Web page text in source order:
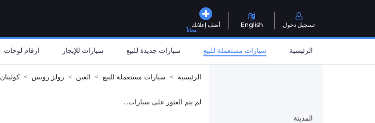
أضف إعلانك
مجاناً
English تسجيل دخول
الرئيسية سيارات مستعملة للبيع سيارات جديدة للبيع سيارات للإيجار ارقام لوحات
المدينة
الرئيسية سيارات مستعملة للبيع العين رولز رويس كولينان
لم يتم العثور على سيارات...